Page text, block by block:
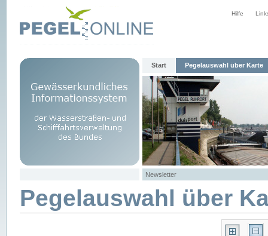
Hilfe
Start Pegelauswahl über Karte
Newsletter
Pegelauswahl über